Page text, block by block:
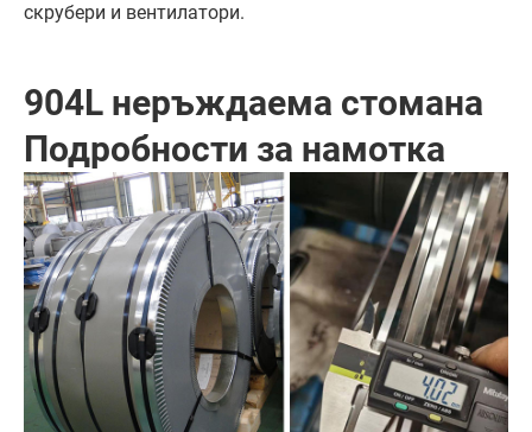
скрубери и вентилатори.
904L неръждаема стомана
Подробности за намотка